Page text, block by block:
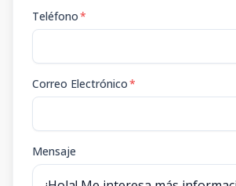
Teléfono*
Correo Electrónico*
Mensaje